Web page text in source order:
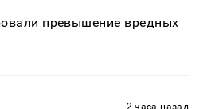
превышение вредных